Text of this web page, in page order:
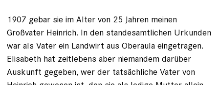
1907 gebar sie im Alter von 25 Jahren meinen
Großvater Heinrich. In den standesamtlichen Urkunden
war als Vater ein Landwirt aus Oberaula eingetragen.
Elisabeth hat zeitlebens aber niemandem darüber
Auskunft gegeben, wer der tatsächliche Vater von